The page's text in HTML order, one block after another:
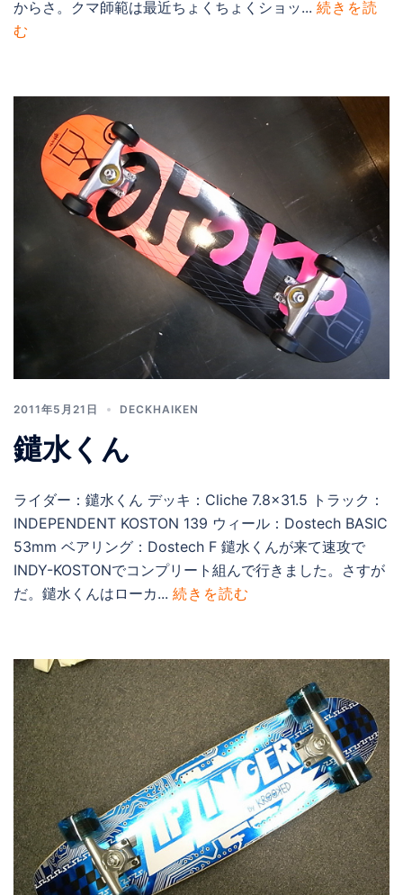
からさ。クマ師範は最近ちょくちょくショッ... 続きを読
む
2011年5月21日 DECKHAIKEN
鑓水くん
ライダー：鑓水くん デッキ：Cliche 7.8×31.5 トラック：
INDEPENDENT KOSTON 139 ウィール：Dostech BASIC
53mm ベアリング：Dostech F 鑓水くんが来て速攻で
INDY-KOSTONでコンプリート組んで行きました。さすが
だ。鑓水くんはローカ... 続きを読む